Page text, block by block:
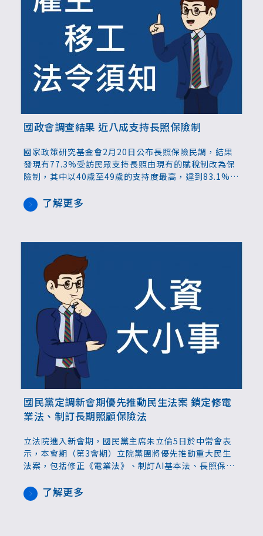
國政會調查結果 近八成支持長照保險制
國家政策研究基金會2月20日公布長照保險民調，結果
發現有77.3%受訪民眾支持長照由現有的賦稅制改為保
險制，其中以40歲至49歲的支持度最高，達到83.1%。
度，才能確保有穩定財源，避免更多長照悲歌，對於低
收入戶及資源稀缺地區則給予減免。
了解更多
國民黨定調新會期優先推動民生法案 鎖定修電
業法、制訂長期照顧保險法
立法院進入新會期，國民黨主席朱立倫5日於中常會表
示，本會期（第3會期）立院黨團將優先推動重大民生
法案，包括修正《電業法》、制訂AI基本法、長照保險
金不虞匱乏，將推動長照保險制度，制定長照保險法，
以保險方式擴大長照資金來源。
了解更多